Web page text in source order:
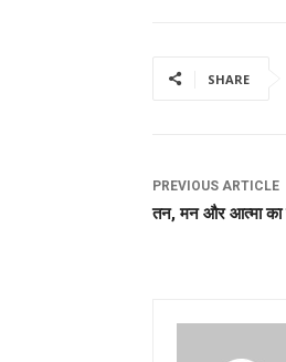
SHARE
PREVIOUS ARTICLE
तन, मन और आत्मा का